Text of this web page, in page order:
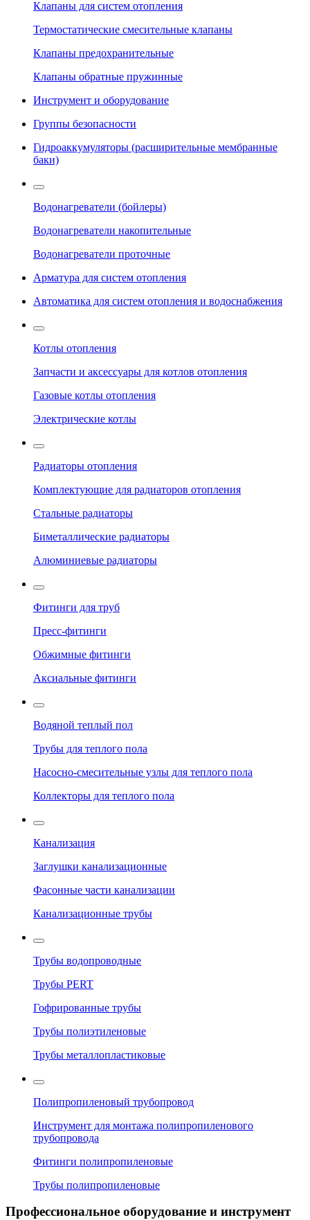
Клапаны для систем отопления
Термостатические смесительные клапаны
Клапаны предохранительные
Клапаны обратные пружинные
Инструмент и оборудование
Группы безопасности
Гидроаккумуляторы (расширительные мембранные
баки)
Водонагреватели (бойлеры)
Водонагреватели накопительные
Водонагреватели проточные
Арматура для систем отопления
Автоматика для систем отопления и водоснабжения
Котлы отопления
Запчасти и аксессуары для котлов отопления
Газовые котлы отопления
Электрические котлы
Радиаторы отопления
Комплектующие для радиаторов отопления
Стальные радиаторы
Биметаллические радиаторы
Алюминиевые радиаторы
Фитинги для труб
Пресс-фитинги
Обжимные фитинги
Аксиальные фитинги
Водяной теплый пол
Трубы для теплого пола
Насосно-смесительные узлы для теплого пола
Коллекторы для теплого пола
Канализация
Заглушки канализационные
Фасонные части канализации
Канализационные трубы
Трубы водопроводные
Трубы PERT
Гофрированные трубы
Трубы полиэтиленовые
Трубы металлопластиковые
Полипропиленовый трубопровод
Инструмент для монтажа полипропиленового
трубопровода
Фитинги полипропиленовые
Трубы полипропиленовые
Профессиональное оборудование и инструмент